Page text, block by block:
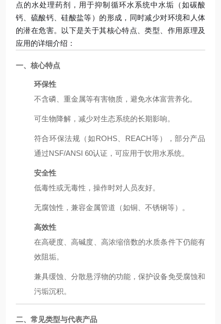
点的水处理药剂，用于抑制循环水系统中水垢（如碳酸
钙、硫酸钙、硅酸盐等）的形成，同时减少对环境和人体
的潜在危害。以下是关于其核心特点、类型、作用原理及
应用的详细介绍：
一、核心特点
环保性
不含磷、重金属等有害物质，避免水体富营养化。
可生物降解，减少对生态系统的长期影响。
符合环保法规（如ROHS、REACH等），部分产品
通过NSF/ANSI 60认证，可应用于饮用水系统。
安全性
低毒性或无毒性，操作时对人员友好。
无腐蚀性，兼容金属管道（如铜、不锈钢等）。
高效性
在高硬度、高碱度、高浓缩倍数的水质条件下仍能有
效阻垢。
兼具缓蚀、分散悬浮物的功能，保护设备免受腐蚀和
污垢沉积。
二、常见类型与代表产品